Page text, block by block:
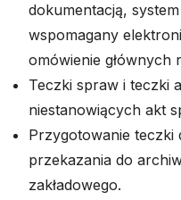
dokumentacją,
wspomagany
omówienie głównych
Teczki spraw i teczki
niestanowiących akt
Przygotowanie teczki
przekazania do
zakładowego.